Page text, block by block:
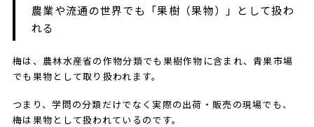
農業や流通の世界でも「果樹（果物）」として扱わ
れる
梅は、農林水産省の作物分類でも果樹作物に含まれ、青果市場
でも果物として取り扱われます。
つまり、学問の分類だけでなく実際の出荷・販売の現場でも、
梅は果物として扱われているのです。